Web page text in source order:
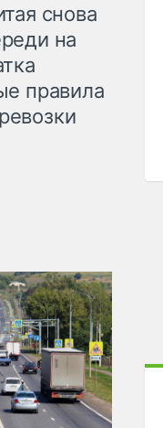
снова
на
правила